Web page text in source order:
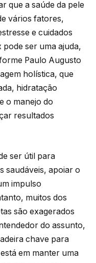
que a saúde da pele
vários fatores,
e cuidados
ser uma ajuda,
Paulo Augusto
holística, que
hidratação
o manejo do
resultados
ser útil para
saudáveis, apoiar o
impulso
muitos dos
são exagerados
do assunto,
chave para
em manter uma